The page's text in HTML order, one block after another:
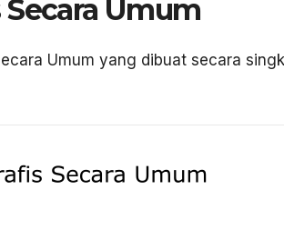
Umum
Umum yang dibuat secara